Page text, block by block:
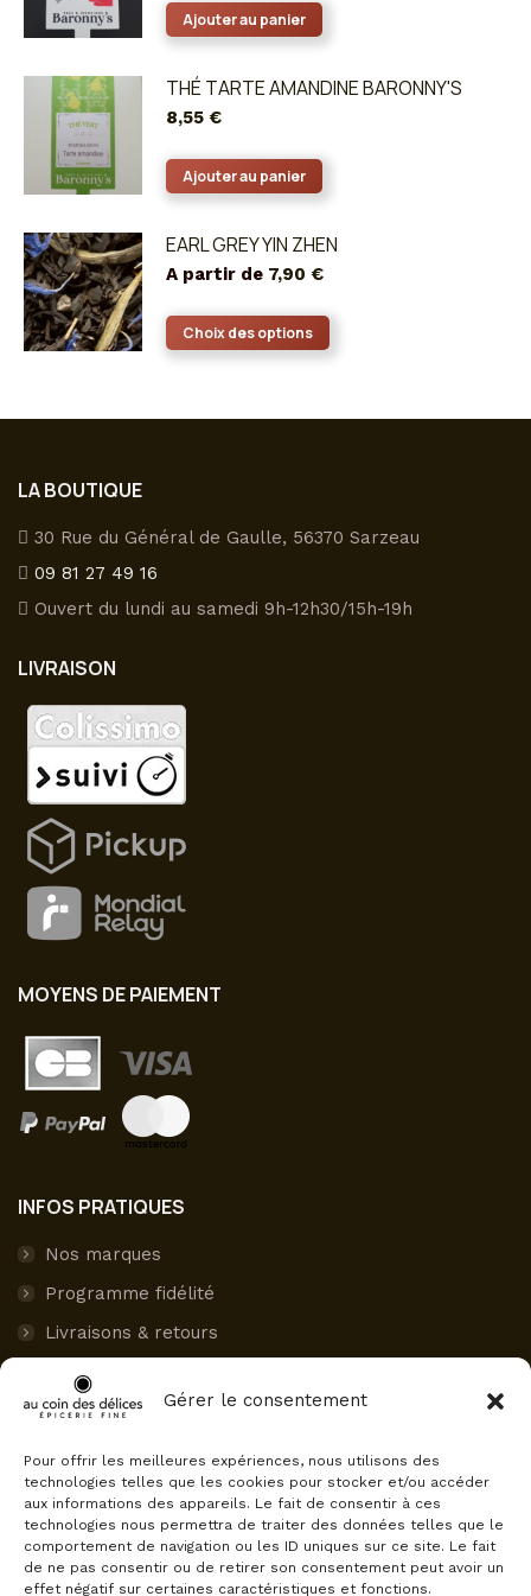
Gérer le consentement
Pour offrir les meilleures expériences, nous utilisons des
technologies telles que les cookies pour stocker et/ou accéder
aux informations des appareils. Le fait de consentir à ces
technologies nous permettra de traiter des données telles que le
comportement de navigation ou les ID uniques sur ce site. Le fait
de ne pas consentir ou de retirer son consentement peut avoir un
effet négatif sur certaines caractéristiques et fonctions.
Ajouter au panier
THÉ TARTE AMANDINE BARONNY'S
8,55 €
Ajouter au panier
EARL GREY YIN ZHEN
A partir de 7,90 €
Choix des options
produit
plusieurs
peuvent
choisies
LA BOUTIQUE
30 Rue du Général de Gaulle, 56370 Sarzeau
09 81 27 49 16
Ouvert du lundi au samedi 9h-12h30/15h-19h
LIVRAISON
MOYENS DE PAIEMENT
INFOS PRATIQUES
Nos marques
Programme fidélité
Livraisons & retours
Paiement sécurisé
Mon compte
AVIS CLIENTS
Au Coin des Délices
4.5
Basé sur 75 avis
powered byGoogle